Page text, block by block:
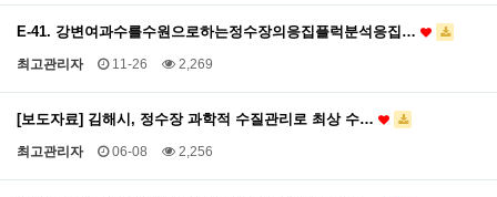
E-41. 강변여과수를수원으로하는정수장의응집플럭분석응집…
최고관리자 11-26 2,269
[보도자료] 김해시, 정수장 과학적 수질관리로 최상 수…
최고관리자 06-08 2,256